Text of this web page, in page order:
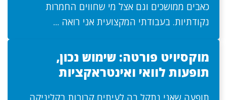
כאבים ממושכים וגם אצל מי שחווים החמרות
נקודתיות. בעבודתי המקצועית אני רואה ...
מוקסיויט פורטה: שימוש נכון,
תופעות לוואי ואינטראקציות
תופעה שאני נתקל בה לעיתים קרובות בקליניקה